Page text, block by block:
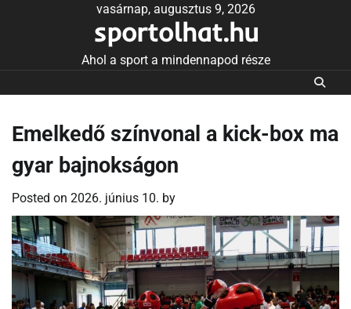
vasárnap, augusztus 9, 2026
sportolhat.hu
Ahol a sport a mindennapod része
Emelkedő színvonal a kick-box ma
gyar bajnokságon
Posted on 2026. június 10. by